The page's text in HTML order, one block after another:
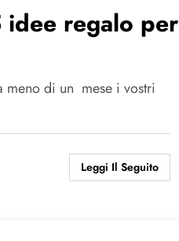
regalo per
meno di un mese i vostri
Leggi Il Seguito